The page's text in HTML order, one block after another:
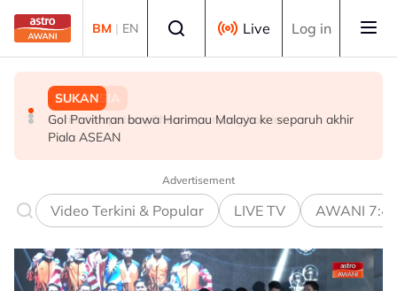
Skip to main content
BM | EN Live Log in
MALAYSIA
Berita tempatan pilihan sepanjang hari ini
MALAYSIA
Bapa lemas cuba selamatkan anak jatuh kolam ikan
SUKAN
Gol Pavithran bawa Harimau Malaya ke separuh akhir
Piala ASEAN
Advertisement
Video Terkini & Popular LIVE TV AWANI